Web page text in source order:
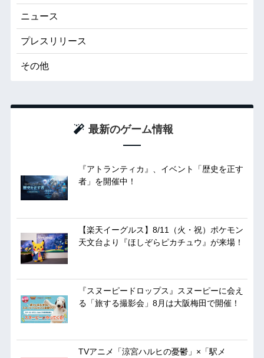
ニュース
プレスリリース
その他
最新のゲーム情報
『アトランティカ』、イベント「歴史を正す
者」を開催中！
【楽天イーグルス】8/11（火・祝）ポケモン
天文台より『ほしぞらピカチュウ』が来場！
『スヌーピードロップス』スヌーピーに会え
る「旅する撮影会」8月は大阪梅田で開催！
TVアニメ「涼宮ハルヒの憂鬱」×「駅メ